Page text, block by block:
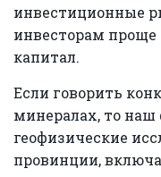
инвестиционные
инвесторам проще
капитал.
Если говорить
минералах, то наш
геофизические
провинции,